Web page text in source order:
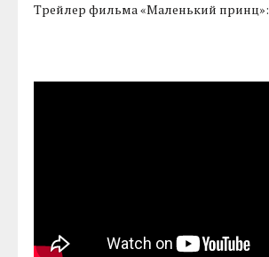
Трейлер фильма «Маленький принц»: